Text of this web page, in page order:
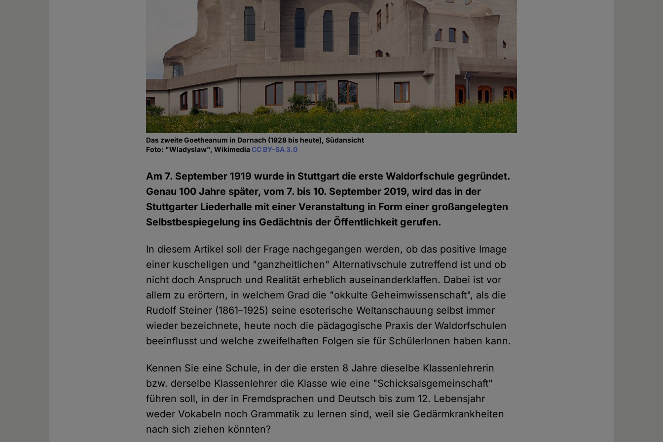
Das zweite Goetheanum in Dornach (1928 bis heute), Südansicht
Foto: "Wladyslaw", WikimediaCC BY-SA 3.0
Am 7. September 1919 wurde in Stuttgart die erste Waldorfschule gegründet.
Genau 100 Jahre später, vom 7. bis 10. September 2019, wird das in der
Stuttgarter Liederhalle mit einer Veranstaltung in Form einer großangelegten
Selbstbespiegelung ins Gedächtnis der Öffentlichkeit gerufen.
In diesem Artikel soll der Frage nachgegangen werden, ob das positive Image
einer kuscheligen und "ganzheitlichen" Alternativschule zutreffend ist und ob
nicht doch Anspruch und Realität erheblich auseinanderklaffen. Dabei ist vor
allem zu erörtern, in welchem Grad die "okkulte Geheimwissenschaft", als die
Rudolf Steiner (1861–1925) seine esoterische Weltanschauung selbst immer
wieder bezeichnete, heute noch die pädagogische Praxis der Waldorfschulen
beeinflusst und welche zweifelhaften Folgen sie für SchülerInnen haben kann.
Kennen Sie eine Schule, in der die ersten 8 Jahre dieselbe Klassenlehrerin
bzw. derselbe Klassenlehrer die Klasse wie eine "Schicksalsgemeinschaft"
führen soll, in der in Fremdsprachen und Deutsch bis zum 12. Lebensjahr
weder Vokabeln noch Grammatik zu lernen sind, weil sie Gedärmkrankheiten
nach sich ziehen könnten?